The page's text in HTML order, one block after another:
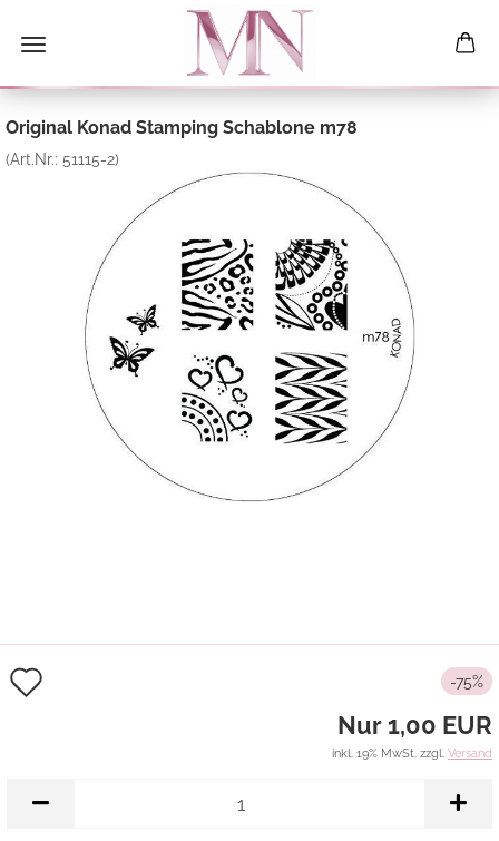
Original Konad Stamping Schablone m78
(Art.Nr.: 51115-2)
-75%
Nur 1,00 EUR
inkl. 19% MwSt. zzgl. Versand